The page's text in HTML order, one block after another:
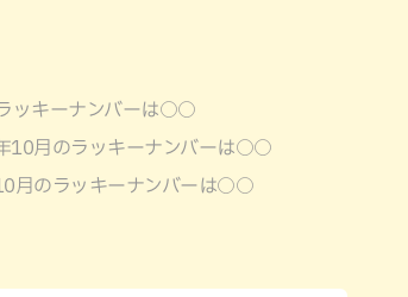
ッキーナンバーは○○
10月のラッキーナンバーは○○
月のラッキーナンバーは○○